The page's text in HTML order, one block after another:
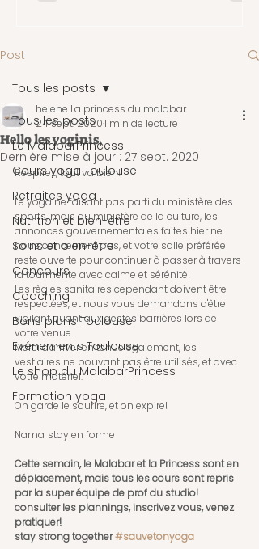
Post
Tous les posts
Le MalabarPrincess
Cours yoga Toulouse
Retraites yoga
Nutrition et bien-être
Soins et bien-être
Concours
Coaching
Bons plans Toulouse
Evénements Toulouse
Le shop du MalabarPrincess
Formation yoga
Tous les posts
Hello les yoginis,
helene La princess du malabar
24 sept. 20201 min de lecture
Dernière mise à jour : 27 sept. 2020
Respirez, tout va bien!
Le yoga ne faisant pas parti du ministère des
sports, mais du ministère de la culture, les
annonces gouvernementales faites hier ne
nous concernent pas, et votre salle préférée
reste ouverte pour continuer à passer à travers
la tourmente avec calme et sérénité!
Les règles sanitaires cependant doivent être
respectées, et nous vous demandons d'être
vigilant quant aux gestes barrières lors de
votre venue.
Merci d'arriver en tenue également, les
vestiaires ne pouvant pas être utilisés, et avec
votre matériel.
On garde le sourire, et on expire!
Nama' stay en forme
Cette semain, le Malabar et la Princess sont en
déplacement, mais tous les cours sont repris
par la super équipe de prof du studio!
consulter les plannings, inscrivez vous, venez
pratiquer!
stay strong together #sauvetonyoga